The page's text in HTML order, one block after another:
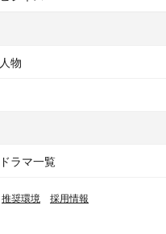
人物
ドラマ一覧
推奨環境 採用情報